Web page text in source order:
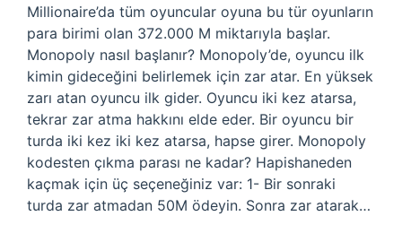
Millionaire’da tüm oyuncular oyuna bu tür oyunların
para birimi olan 372.000 M miktarıyla başlar.
Monopoly nasıl başlanır? Monopoly’de, oyuncu ilk
kimin gideceğini belirlemek için zar atar. En yüksek
zarı atan oyuncu ilk gider. Oyuncu iki kez atarsa,
tekrar zar atma hakkını elde eder. Bir oyuncu bir
turda iki kez iki kez atarsa, hapse girer. Monopoly
kodesten çıkma parası ne kadar? Hapishaneden
kaçmak için üç seçeneğiniz var: 1- Bir sonraki
turda zar atmadan 50M ödeyin. Sonra zar atarak…